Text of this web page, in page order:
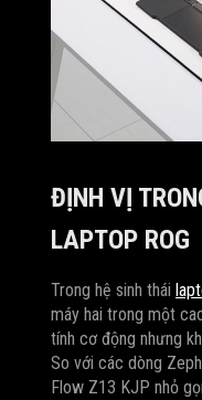
ĐỊNH VỊ
LAPTOP ROG
Trong hệ sinh thái
máy hai trong một
tính cơ động nhưng
So với các dòng
Flow Z13 KJP nhỏ